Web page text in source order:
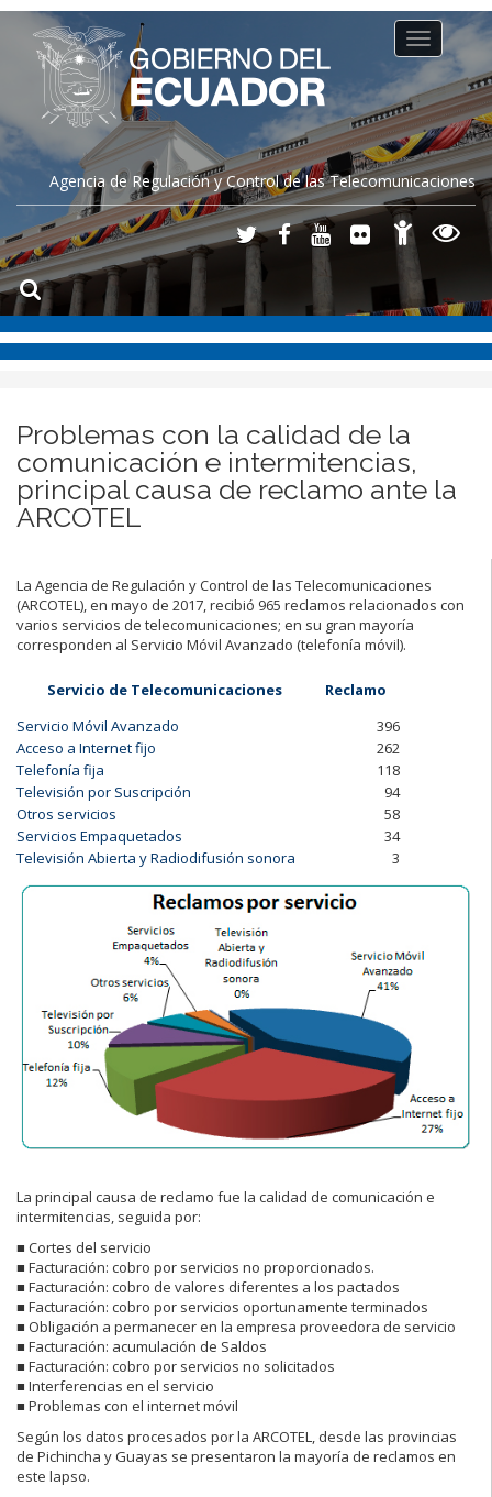
Agencia de Regulación y Control de las Telecomunicaciones
Toggle
navigation
Problemas con la calidad de la
comunicación e intermitencias,
principal causa de reclamo ante la
ARCOTEL
La Agencia de Regulación y Control de las Telecomunicaciones
(ARCOTEL), en mayo de 2017, recibió 965 reclamos relacionados con
varios servicios de telecomunicaciones; en su gran mayoría
corresponden al Servicio Móvil Avanzado (telefonía móvil).
Servicio de Telecomunicaciones
Reclamo
Servicio Móvil Avanzado
396
Acceso a Internet fijo
262
Telefonía fija
118
Televisión por Suscripción
94
Otros servicios
58
Servicios Empaquetados
34
Televisión Abierta y Radiodifusión sonora
3
La principal causa de reclamo fue la calidad de comunicación e
intermitencias, seguida por:
■ Cortes del servicio
■ Facturación: cobro por servicios no proporcionados.
■ Facturación: cobro de valores diferentes a los pactados
■ Facturación: cobro por servicios oportunamente terminados
■ Obligación a permanecer en la empresa proveedora de servicio
■ Facturación: acumulación de Saldos
■ Facturación: cobro por servicios no solicitados
■ Interferencias en el servicio
■ Problemas con el internet móvil
Según los datos procesados por la ARCOTEL, desde las provincias
de Pichincha y Guayas se presentaron la mayoría de reclamos en
este lapso.